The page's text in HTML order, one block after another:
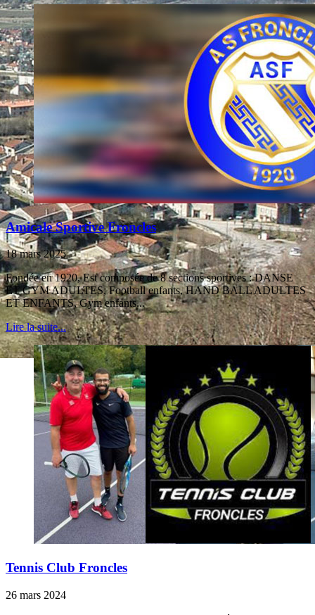
Amicale Sportive Froncles
18 mars 2025
Fondée en 1920, Est composée de 8 sections sportives : DANSE
ET GYM ADULTES, Football enfants, HAND BALL ADULTES
ET ENFANTS, Gym enfants...
Lire la suite...
Tennis Club Froncles
26 mars 2024